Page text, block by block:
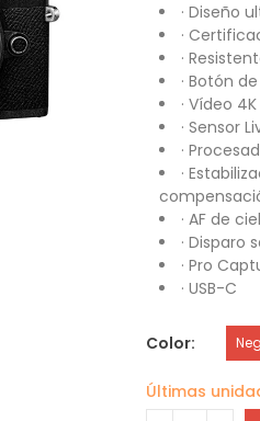
· Diseño
·
·
· Botón
· Vídeo
· Sensor
·
·
· AF de
· Disparo
· Pro
· USB-C
Color
Últimas